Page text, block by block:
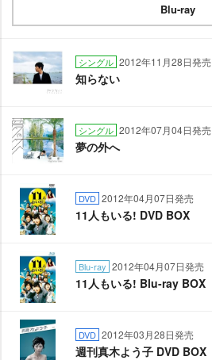
Blu-ray
シングル 2012年11月28日発売
知らない
シングル 2012年07月04日発売
夢の外へ
DVD 2012年04月07日発売
11人もいる! DVD BOX
Blu-ray 2012年04月07日発売
11人もいる! Blu-ray BOX
DVD 2012年03月28日発売
週刊真木よう子 DVD BOX